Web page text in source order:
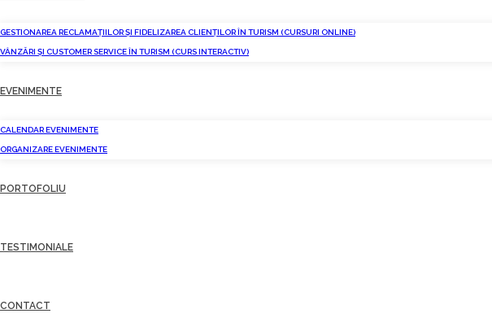
GESTIONAREA RECLAMAȚIILOR ȘI FIDELIZAREA CLIENȚILOR ÎN TURISM (CURSURI ONLINE)
VÂNZĂRI ȘI CUSTOMER SERVICE ÎN TURISM (CURS INTERACTIV)
EVENIMENTE
CALENDAR EVENIMENTE
ORGANIZARE EVENIMENTE
PORTOFOLIU
TESTIMONIALE
CONTACT